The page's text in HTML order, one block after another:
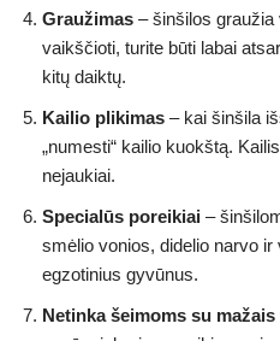
Graužimas – šinšilos
vaikščioti, turite būti labai
kitų daiktų.
Kailio plikimas – kai šinšila
„numesti“ kailio kuokštą.
nejaukiai.
Specialūs poreikiai –
smėlio vonios, didelio narvo
egzotinius gyvūnus.
Netinka šeimoms su mažais